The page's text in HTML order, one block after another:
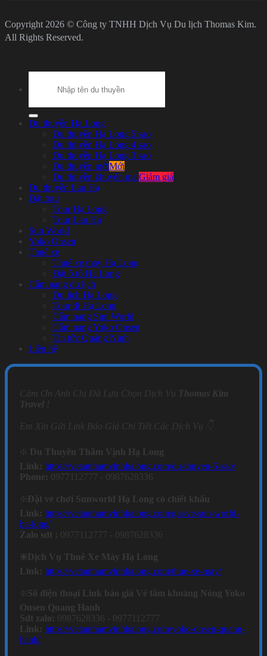
Copyright 2026 © Công ty TNHH Dịch Vụ Du lịch Thomas Kim.
All Rights Reserved.
Du thuyền Hạ Long
Du thuyền Hạ Long 5 sao
Du thuyền Hạ Long 4 sao
Du thuyền Hạ Long 3 sao
Du thuyền mới
Du thuyền khuyến mại
Du thuyền Lan Hạ
Đặt tour
Tour Hạ Long
Tour Lan Hạ
Sun World
Yoko Onsen
Thuê xe
Thuê xe máy Hạ Long
Đặt ô tô Hạ Long
Cẩm nang du lịch
Du lịch Hạ Long
Tour đi Hạ Long
Cẩm nang Sun World
Cẩm nang Yoko Onsen
Tin tức Quảng Ninh
Liên hệ
Cảm Ơn Anh Chị Đã Lựa Chọn Dịch Vụ Thomas Kim
Travel !
Em Xin Gửi Link Báo Giá Chi Tiết Các Dịch Vụ 👇
❇️
Du Thuyền Thăm Vịnh Hạ Long
Link: https://vetauthamvinhhalong.com/du-thuyen-5-sao/
Phone: 0977112777 - 0987628336
❇️ Đặt vé chơi Sunworld Hạ Long có chiết khấu
Link: https://vetauthamvinhhalong.com/gia-ve-sun-world-
ha-long/
Zalo sdt : 0977112777 - 0987628336
❇️Dịch Vụ Thuê Xe Máy Hạ Long
Link: https://vetauthamvinhhalong.com/thue-xe-may/
❇️ Số điện thoại Link báo giá Vé tắm khoáng Nóng Yoko
Onsen Quang Hanh
Sdt zalo: 0987628336 - 0977112777
Link: https://vetauthamvinhhalong.com/yoko-onsen-quang-
hanh/